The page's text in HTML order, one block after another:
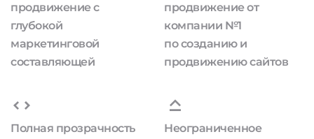
продвижение с
глубокой
маркетинговой
составляющей
продвижение от
компании №1
по созданию и
продвижению сайтов
Полная прозрачность
Неограниченное